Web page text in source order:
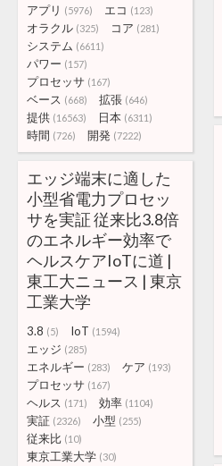
アプリ (5976) エコ (123)
オラクル (325) コア (281)
システム (6611)
パワー (157)
プロセッサ (167)
ベース (668) 拡張 (646)
提供 (16563) 日本 (6311)
時間 (726) 開発 (7222)
エッジ端末に適した
小型省電力プロセッ
サを実証 従来比3.8倍
のエネルギー効率で
ヘルスケアIoTに道 |
東工大ニュース | 東京
工業大学
3.8 (5) IoT (1594)
エッジ (285)
エネルギー (283) ケア (193)
プロセッサ (167)
ヘルス (171) 効率 (1104)
実証 (2326) 小型 (255)
従来比 (10)
東京工業大学 (30)